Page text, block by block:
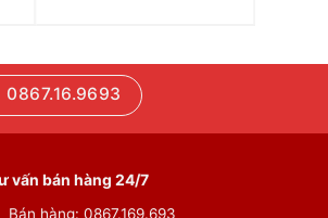
0867.16.9693
vấn bán hàng 24/7
Bán hàng: 0867.169.693